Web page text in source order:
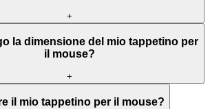
+
la dimensione del mio tappetino per
il mouse?
+
il mio tappetino per il mouse?